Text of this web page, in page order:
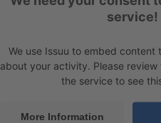
service!
We use Issuu to embed
about your activity. Please
the service to see
More Information